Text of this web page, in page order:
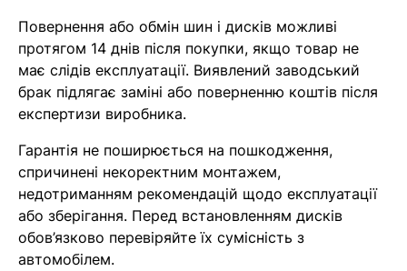
Повернення або обмін шин і дисків можливі
протягом 14 днів після покупки, якщо товар не
має слідів експлуатації. Виявлений заводський
брак підлягає заміні або поверненню коштів після
експертизи виробника.
Гарантія не поширюється на пошкодження,
спричинені некоректним монтажем,
недотриманням рекомендацій щодо експлуатації
або зберігання. Перед встановленням дисків
обов’язково перевіряйте їх сумісність з
автомобілем.